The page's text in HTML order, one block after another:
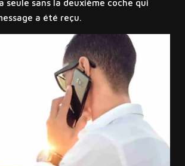
seule sans la deuxième coche qui
a été reçu.